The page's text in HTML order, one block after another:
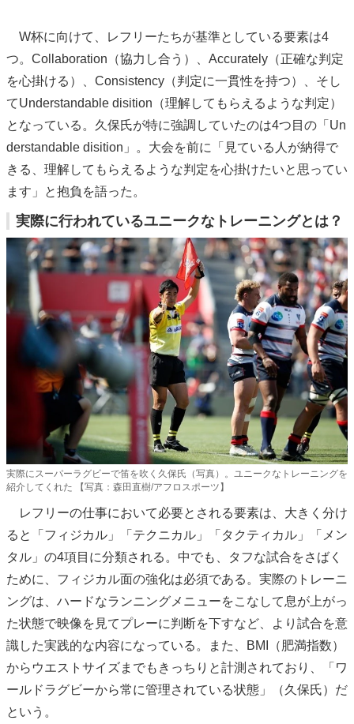
W杯に向けて、レフリーたちが基準としている要素は4
つ。Collaboration（協力し合う）、Accurately（正確な判定
を心掛ける）、Consistency（判定に一貫性を持つ）、そし
てUnderstandable disition（理解してもらえるような判定）
となっている。久保氏が特に強調していたのは4つ目の「Un
derstandable disition」。大会を前に「見ている人が納得で
きる、理解してもらえるような判定を心掛けたいと思ってい
ます」と抱負を語った。
実際に行われているユニークなトレーニングとは？
実際にスーパーラグビーで笛を吹く久保氏（写真）。ユニークなトレーニングを
紹介してくれた 【写真：森田直樹/アフロスポーツ】
レフリーの仕事において必要とされる要素は、大きく分け
ると「フィジカル」「テクニカル」「タクティカル」「メン
タル」の4項目に分類される。中でも、タフな試合をさばく
ために、フィジカル面の強化は必須である。実際のトレーニ
ングは、ハードなランニングメニューをこなして息が上がっ
た状態で映像を見てプレーに判断を下すなど、より試合を意
識した実践的な内容になっている。また、BMI（肥満指数）
からウエストサイズまでもきっちりと計測されており、「ワ
ールドラグビーから常に管理されている状態」（久保氏）だ
という。